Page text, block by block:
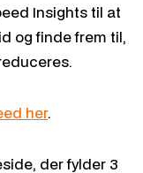
Insights til at
og finde frem til,
her.
der fylder 3